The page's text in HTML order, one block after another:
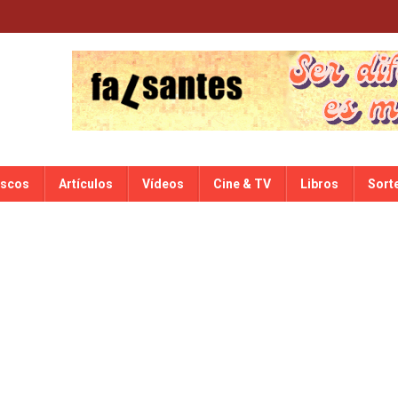
Artículos Vídeos Cine & TV Libros